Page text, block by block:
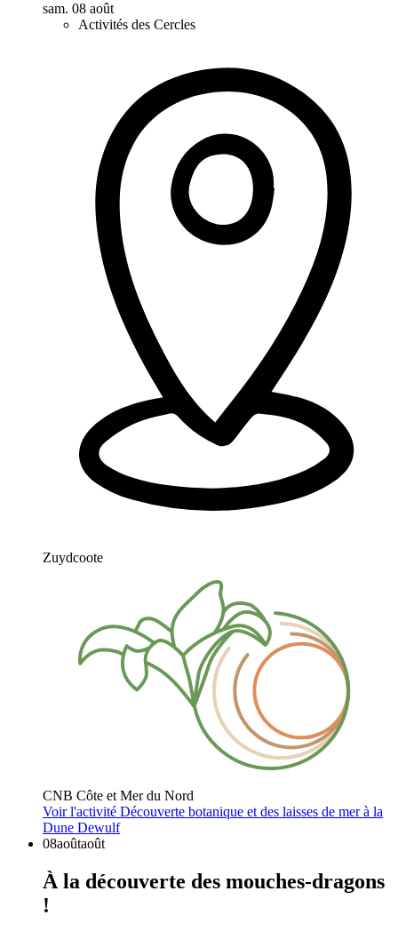
sam. 08 août
Activités des Cercles
Zuydcoote
CNB Côte et Mer du Nord
Voir l'activité Découverte botanique et des laisses de mer à la
Dune Dewulf
08aoûtaoût
À la découverte des mouches-dragons
!